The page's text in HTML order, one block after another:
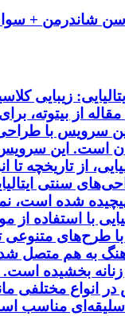
شاندرمن +
زیبایی
از بیتوته،
سرویس با
است. این سرویس
از تاریخچه
سنتی
شده است،
با استفاده
و با طرح‌های
به هم متصل
بخشیده است.
مختلفی
مناسب